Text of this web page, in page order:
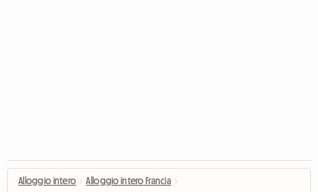
Alloggio intero › Alloggio intero Francia ›